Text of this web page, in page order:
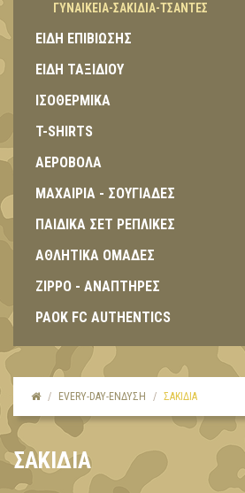
ΓΥΝΑΙΚΕΙΑ-ΣΑΚΙΔΙΑ-ΤΣΑΝΤΕΣ
ΕΙΔΗ ΕΠΙΒΙΩΣΗΣ
ΕΙΔΗ ΤΑΞΙΔΙΟΥ
ΙΣΟΘΕΡΜΙΚΑ
T-SHIRTS
ΑΕΡΟΒΟΛΑ
ΜΑΧΑΙΡΙΑ - ΣΟΥΓΙΑΔΕΣ
ΠΑΙΔΙΚΑ ΣΕΤ ΡΕΠΛΙΚΕΣ
ΑΘΛΗΤΙΚΑ ΟΜΑΔΕΣ
ZIPPO - ΑΝΑΠΤΗΡΕΣ
PAOK FC AUTHENTICS
EVERY-DAY-ΕΝΔΥΣΗ ΣΑΚΙΔΙΑ
ΣΑΚΙΔΙΑ